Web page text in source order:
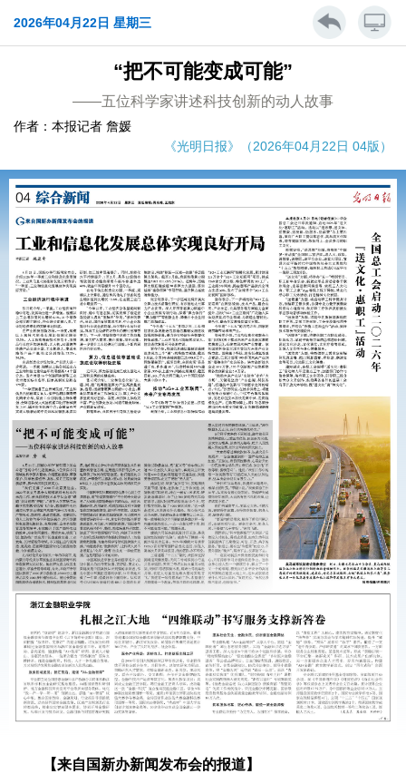
2026年04月22日 星期三
“把不可能变成可能”
——五位科学家讲述科技创新的动人故事
作者：本报记者 詹媛
《光明日报》（2026年04月22日 04版）
【来自国新办新闻发布会的报道】